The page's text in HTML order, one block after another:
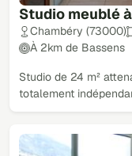
Studio meublé
Chambéry (73000)
À 2km de Bassens
Studio de 24 m²
totalement